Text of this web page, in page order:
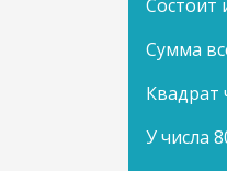
Состоит
Сумма
Квадрат
У числа